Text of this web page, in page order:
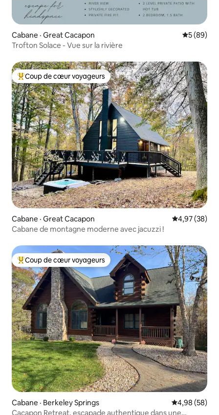
Cabane · Great Cacapon Note
5 (89)
Trofton Solace - Vue sur la rivière
Coup de cœur voyageurs parmi les plus aimés
Coup de cœur voyageurs
Cabane · Great Cacapon Note
4,97 (38)
Cabane de montagne moderne avec jacuzzi !
Coup de cœur voyageurs parmi les plus aimés
Coup de cœur voyageurs
Cabane · Berkeley Springs Note
4,98 (58)
Cacapon Retreat, escapade authentique dans une